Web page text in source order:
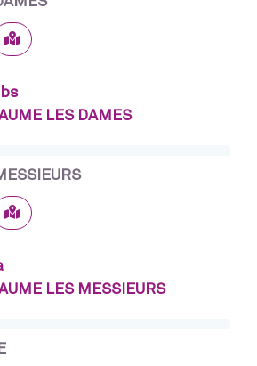
Sélectionner
LES DAMES
Sélectionner
LES MESSIEURS